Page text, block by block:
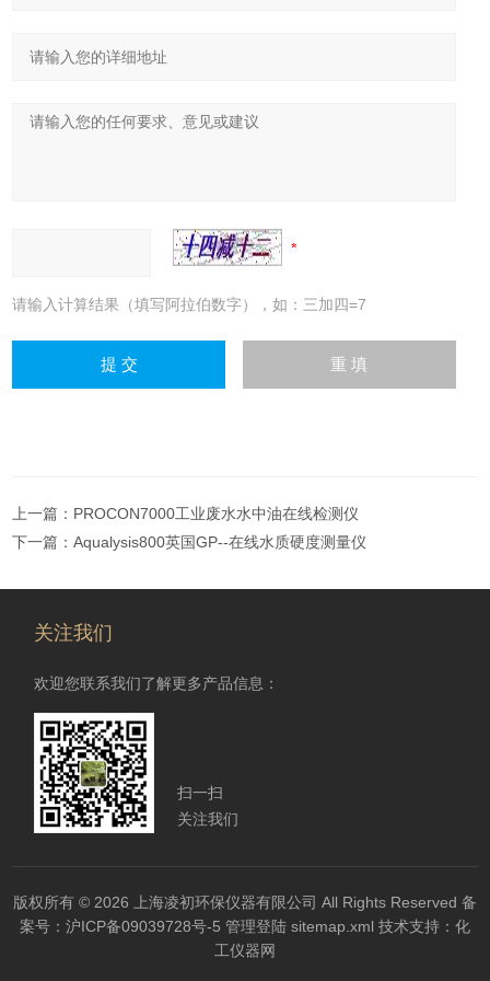
请输入计算结果（填写阿拉伯数字），如：三加四=7
上一篇： PROCON7000工业废水水中油在线检测仪
下一篇：Aqualysis800英国GP--在线水质硬度测量仪
关注我们
欢迎您联系我们了解更多产品信息：
扫一扫
关注我们
版权所有 © 2026 上海凌初环保仪器有限公司 All Rights Reserved 备
案号：沪ICP备09039728号-5 管理登陆 sitemap.xml 技术支持： 化
工仪器网